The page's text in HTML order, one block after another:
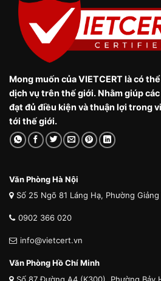
Mong muốn của VIETCERT là có
dịch vụ trên thế giới. Nhằm giúp
đạt đủ điều kiện và thuận lợi trong
tới thế giới.
Văn Phòng Hà Nội
Số 25 Ngõ 81 Láng Hạ, Phường
0902 366 020
info@vietcert.vn
Văn Phòng Hồ Chí Minh
Số 87 Đường A4 (K300), Phường Bảy